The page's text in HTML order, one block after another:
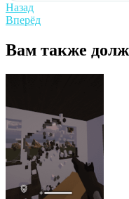
Навигация
по
записям
НазадPrevious
post:
ВперёдNext
Вам также